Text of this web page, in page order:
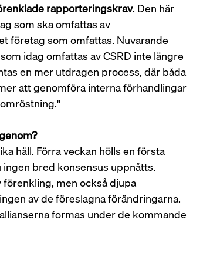
rapporteringskrav. Den här
som ska omfattas av
företag som omfattas. Nuvarande
idag omfattas av CSRD inte längre
en mer utdragen process, där båda
att genomföra interna förhandlingar
håll. Förra veckan hölls en första
ingen bred konsensus uppnåtts.
men också djupa
av de föreslagna förändringarna.
formas under de kommande